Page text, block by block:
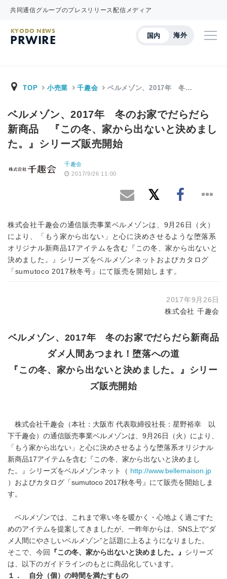
共同通信グループのプレスリリース配信メディア
国内 海外
KYODO NEWS
PRWIRE
TOP 小売業 千趣会 ベルメゾン、2017年 冬…
ベルメゾン、2017年 冬のお家でだらだら
新商品 『この冬、家から出ないと決めまし
た。』シリーズ販売開始
千趣会
2017/9/26 11:00
株式会社千趣会の通信販売事業ベルメゾンは、9月26日（火）
により、「もう家から出ない」と心に決めさせるような堕落系
オリジナル新商品17アイテムを含む『この冬、家から出ないと
決めました。』シリーズをベルメゾンネットおよびカタログ
「sumutoco 2017秋冬号』にて販売を開始します。
2017年9月26日
株式会社 千趣会
ベルメゾン、2017年 冬のお家でだらだら新商品
ダメ人間あつまれ！堕落への道
『この冬、家から出ないと決めました。』シリー
ズ販売開始
株式会社千趣会（本社：大阪市 代表取締役社長：星野裕幸 以
下千趣会）の通信販売事業ベルメゾンは、9月26日（火）により、
「もう家から出ない」と心に決めさせるような堕落系オリジナル
新商品17アイテムを含む『この冬、家から出ないと決めまし
た。』シリーズをベルメゾンネット（ http://www.bellemaison.jp
）およびカタログ「sumutoco 2017秋冬号』にて販売を開始しま
す。
ベルメゾンでは、これまで寒い冬を暖かく・心地よく過ごすた
めのアイテムを提案してきましたが、一昨年からは、SNS上で“ダ
メ人間にやさしいベルメゾン”と話題に上るようになりました。
そこで、今回
『この冬、家から出ないと決めました。』 シリーズ
は、以下のガイドラインのもとに商品化しています。
１． 自分（個）の時間を満たすもの